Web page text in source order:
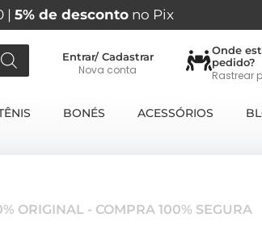
| 5% de descontono Pix
Entrar/ Cadastrar
Nova conta
Onde
pedido?
Rastrear
BONÉS ACESSÓRIOS
ORIGINAL - COMPRA 100% SEGURA